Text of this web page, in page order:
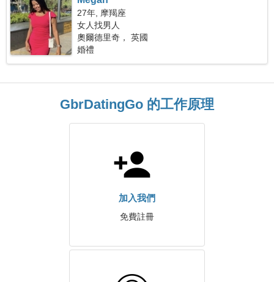
27年, 摩羯座
女人找男人
奧爾德里奇， 英國
婚禮
GbrDatingGo 的工作原理
加入我們
免費註冊